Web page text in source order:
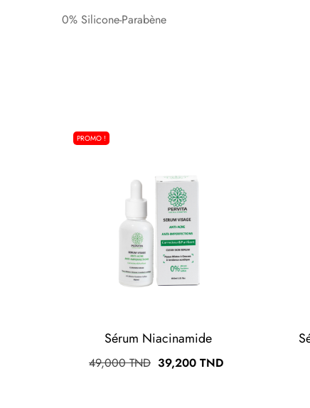
0% Silicone-Parabène
PROMO !
Sérum Niacinamide
Prix
49,000 TND Prix
39,200 TND